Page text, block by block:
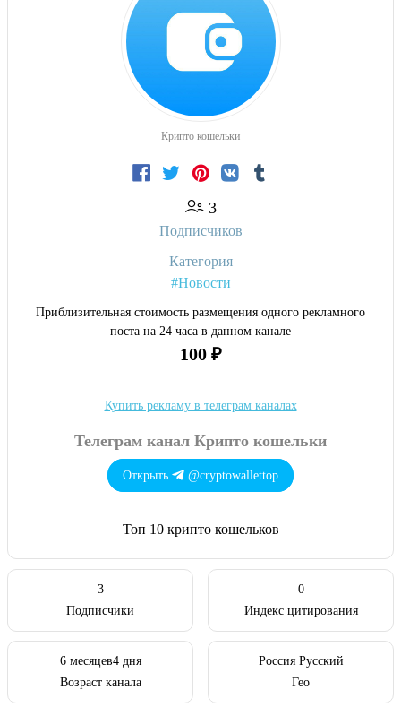
Крипто кошельки
Телеграм канал Крипто кошельки
Открыть @cryptowallettop
Топ 10 крипто кошельков
3
Подписчиков
Категория
#Новости
Приблизительная стоимость размещения одного рекламного
поста на 24 часа в данном канале
100 ₽
Купить рекламу в телеграм каналах
3
Подписчики
0
Индекс цитирования
6 месяцев4 дня
Возраст канала
Россия Русский
Гео